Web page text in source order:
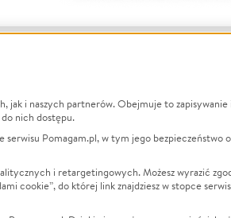
Zbieraj na
Leczenie
Zwierzęta
Pożar
jak i naszych partnerów. Obejmuje to
nich dostępu.
Pomagam.pl, w tym jego bezpieczeństwo
i retargetingowych. Możesz wyrazić
cookie”, do której link znajdziesz w stopce